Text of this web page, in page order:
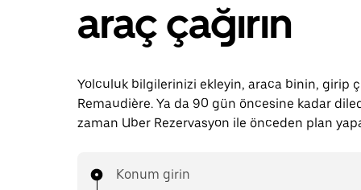
araç çağırın
Yolculuk bilgilerinizi ekleyin, araca binin, girip
Remaudière. Ya da 90 gün öncesine kadar
zaman Uber Rezervasyon ile önceden plan
Konum girin